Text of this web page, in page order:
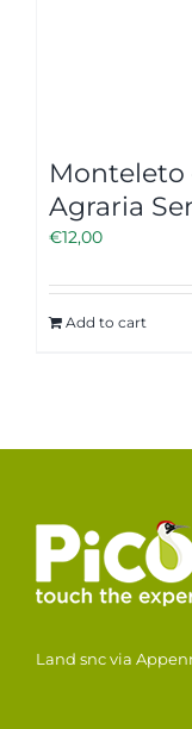
Monteleto
Agraria
€12,00
Add to cart
Land snc via